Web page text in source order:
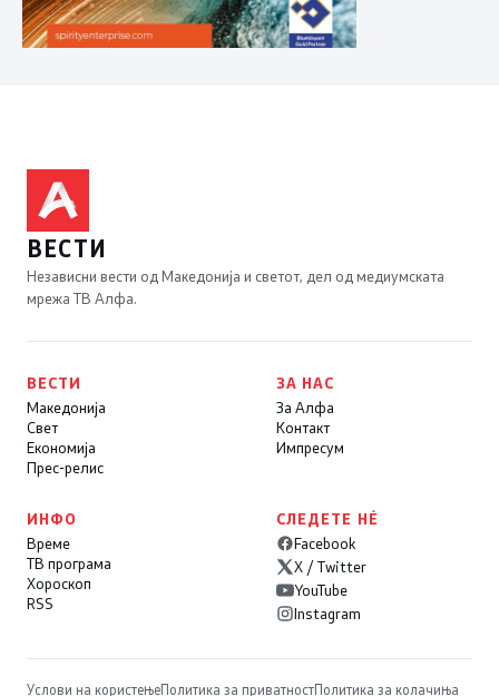
ВЕСТИ
Независни вести од Македонија и светот, дел од медиумската
мрежа ТВ Алфа.
ВЕСТИ
Македонија
Свет
Економија
Прес-релис
ЗА НАС
За Алфа
Контакт
Импресум
ИНФО
Време
ТВ програма
Хороскоп
RSS
СЛЕДЕТЕ НÉ
Facebook
X / Twitter
YouTube
Instagram
Услови на користењеПолитика за приватностПолитика за колачиња